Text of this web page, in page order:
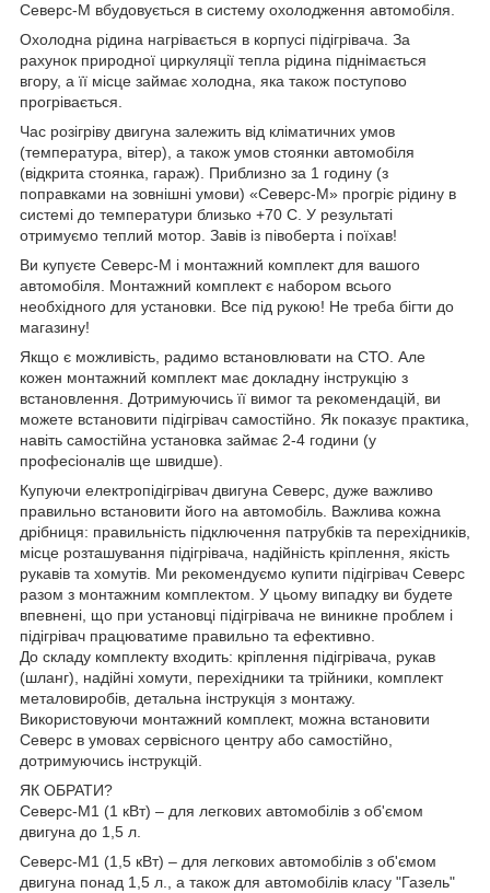
Северс-М вбудовується в систему охолодження автомобіля.
Охолодна рідина нагрівається в корпусі підігрівача. За
рахунок природної циркуляції тепла рідина піднімається
вгору, а її місце займає холодна, яка також поступово
прогрівається.
Час розігріву двигуна залежить від кліматичних умов
(температура, вітер), а також умов стоянки автомобіля
(відкрита стоянка, гараж). Приблизно за 1 годину (з
поправками на зовнішні умови) «Северс-М» прогріє рідину в
системі до температури близько +70 С. У результаті
отримуємо теплий мотор. Завів із півоберта і поїхав!
Ви купуєте Северс-М і монтажний комплект для вашого
автомобіля. Монтажний комплект є набором всього
необхідного для установки. Все під рукою! Не треба бігти до
магазину!
Якщо є можливість, радимо встановлювати на СТО. Але
кожен монтажний комплект має докладну інструкцію з
встановлення. Дотримуючись її вимог та рекомендацій, ви
можете встановити підігрівач самостійно. Як показує практика,
навіть самостійна установка займає 2-4 години (у
професіоналів ще швидше).
Купуючи електропідігрівач двигуна Северс, дуже важливо
правильно встановити його на автомобіль. Важлива кожна
дрібниця: правильність підключення патрубків та перехідників,
місце розташування підігрівача, надійність кріплення, якість
рукавів та хомутів. Ми рекомендуємо купити підігрівач Северс
разом з монтажним комплектом. У цьому випадку ви будете
впевнені, що при установці підігрівача не виникне проблем і
підігрівач працюватиме правильно та ефективно.
До складу комплекту входить: кріплення підігрівача, рукав
(шланг), надійні хомути, перехідники та трійники, комплект
металовиробів, детальна інструкція з монтажу.
Використовуючи монтажний комплект, можна встановити
Северс в умовах сервісного центру або самостійно,
дотримуючись інструкцій.
ЯК ОБРАТИ?
Северс-М1 (1 кВт) – для легкових автомобілів з об'ємом
двигуна до 1,5 л.
Северс-М1 (1,5 кВт) – для легкових автомобілів з об'ємом
двигуна понад 1,5 л., а також для автомобілів класу "Газель"